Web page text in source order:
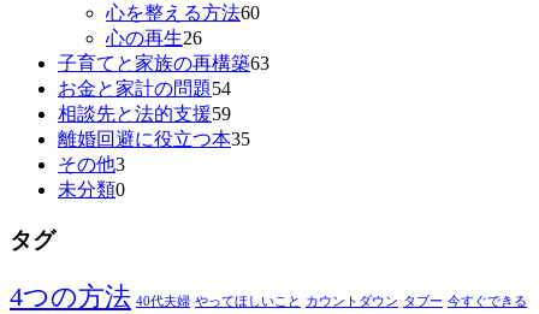
心を整える方法60
心の再生26
子育てと家族の再構築63
お金と家計の問題54
相談先と法的支援59
離婚回避に役立つ本35
その他3
未分類0
タグ
4つの方法 40代夫婦 やってほしいこと カウントダウン タブー 今すぐできる